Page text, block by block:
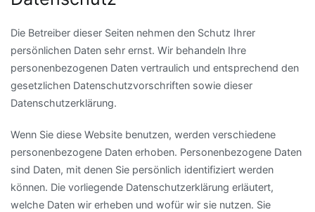
Die Betreiber dieser Seiten nehmen den Schutz Ihrer
persönlichen Daten sehr ernst. Wir behandeln Ihre
personenbezogenen Daten vertraulich und entsprechend den
gesetzlichen Datenschutzvorschriften sowie dieser
Datenschutzerklärung.
Wenn Sie diese Website benutzen, werden verschiedene
personenbezogene Daten erhoben. Personenbezogene Daten
sind Daten, mit denen Sie persönlich identifiziert werden
können. Die vorliegende Datenschutzerklärung erläutert,
welche Daten wir erheben und wofür wir sie nutzen. Sie